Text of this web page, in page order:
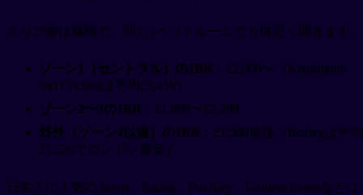
エリア差は極端で、同じ1ベッドルームでも倍近く開きます。
ゾーン1（セントラル）の1BR ：£2,500〜（Kensington
and Chelseaは平均£3,459）
ゾーン2〜3の1BR ：£1,800〜£2,200
郊外（ゾーン4以遠）の1BR ：£1,500前後（Bexleyは平均
£1,520でロンドン最安）
日本人に人気のActon、Ealing、Finchley、Golders Greenなどは